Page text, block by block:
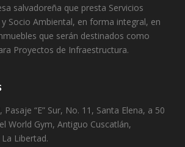
salvadoreña que presta Servicios
y Socio Ambiental, en forma integral, en
que serán destinados como
Proyectos de Infraestructura.
“E” Sur, No. 11, Santa Elena, a 50
World Gym, Antiguo Cuscatlán,
Libertad.